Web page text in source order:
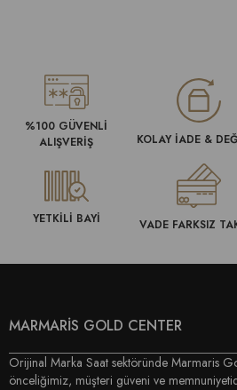
%100 GÜVENLİ
ALIŞVERİŞ
KOLAY İADE &
YETKİLİ BAYİ VADE FARKSIZ
MARMARİS GOLD CENTER
Orijinal Marka Saat sektöründe Marmaris
önceliğimiz, müşteri güveni ve